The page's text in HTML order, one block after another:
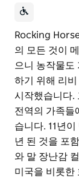
Rocking
의 모든 것이
으니 농작물도
하기 위해 리비
시작했습니다.
전역의 가족들
습니다. 11년
년 된 것을 포
와 말 장난감
미국을 비롯한